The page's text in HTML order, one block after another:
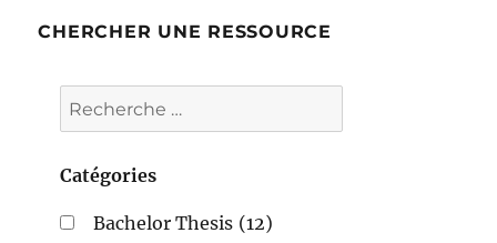
CHERCHER UNE RESSOURCE
Catégories
Bachelor Thesis (12)